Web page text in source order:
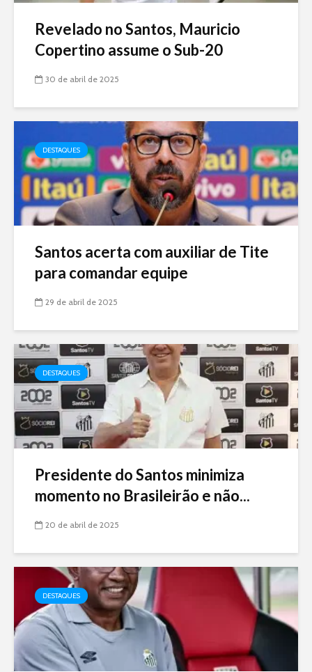
Revelado no Santos, Mauricio
Copertino assume o Sub-20
30 de abril de 2025
DESTAQUES
Santos acerta com auxiliar de Tite
para comandar equipe
29 de abril de 2025
DESTAQUES
Presidente do Santos minimiza
momento no Brasileirão e não...
20 de abril de 2025
DESTAQUES